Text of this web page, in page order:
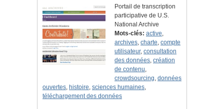
Portail de transcription
participative de U.S.
National Archive
Mots-clés: active,
archives, charte, compte
utilisateur, consultation
des données, création
de contenu,
crowdsourcing, données
ouvertes, histoire, sciences humaines,
téléchargement des données